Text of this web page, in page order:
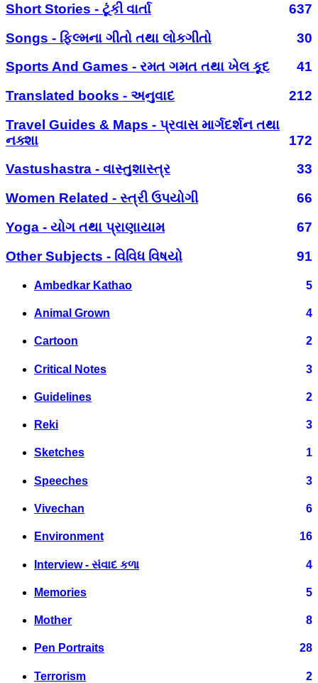
Short Stories - ટૂંકી વાર્તા
637
Songs - ફિલ્મના ગીતો તથા લોકગીતો
30
Sports And Games - રમત ગમત તથા ખેલ કૂદ
41
Translated books - અનુવાદ
212
Travel Guides & Maps - પ્રવાસ માર્ગદર્શન તથા
નક્શા
172
Vastushastra - વાસ્તુશાસ્ત્ર
33
Women Related - સ્ત્રી ઉપયોગી
66
Yoga - યોગ તથા પ્રાણાયામ
67
Other Subjects - વિવિધ વિષયો
91
Ambedkar Kathao 5
Animal Grown 4
Cartoon 2
Critical Notes 3
Guidelines 2
Reki 3
Sketches 1
Speeches 3
Vivechan 6
Environment 16
Interview - સંવાદ કળા 4
Memories 5
Mother 8
Pen Portraits 28
Terrorism 2